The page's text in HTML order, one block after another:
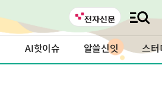
AI핫이슈 알쓸신잇 스터